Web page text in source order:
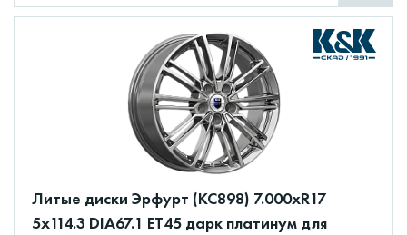
Литые диски Эрфурт (КС898) 7.000xR17
5x114.3 DIA67.1 ET45 дарк платинум для